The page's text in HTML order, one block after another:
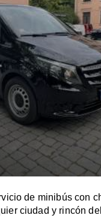
de minibús con
ciudad y rincón